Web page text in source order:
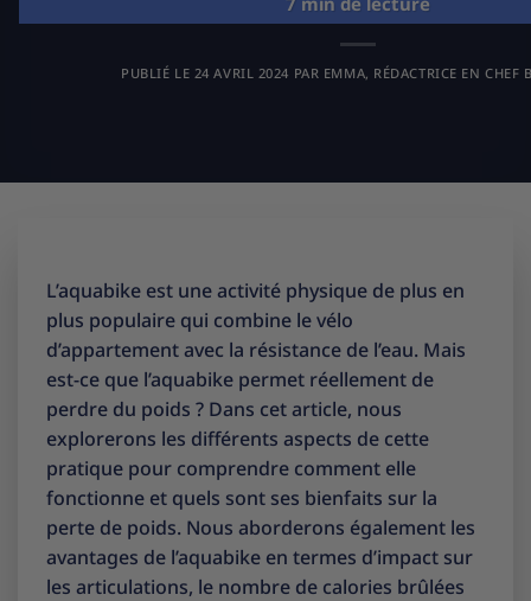
PUBLIÉ LE 24 AVRIL 2024 PAR EMMA, RÉDACTRICE EN CHEF
L’aquabike est une activité physique de plus en
plus populaire qui combine le vélo
d’appartement avec la résistance de l’eau. Mais
est-ce que l’aquabike permet réellement de
perdre du poids ? Dans cet article, nous
explorerons les différents aspects de cette
pratique pour comprendre comment elle
fonctionne et quels sont ses bienfaits sur la
perte de poids. Nous aborderons également les
avantages de l’aquabike en termes d’impact sur
les articulations, le nombre de calories brûlées